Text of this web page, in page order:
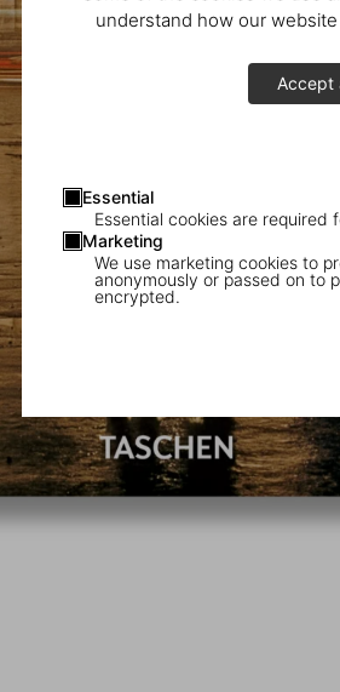
understand how our
Accept
Essential
Essential cookies are required
Marketing
We use marketing cookies to
anonymously or passed on to
encrypted.